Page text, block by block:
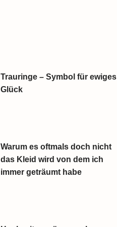
Trauringe – Symbol für ewiges
Glück
Warum es oftmals doch nicht
das Kleid wird von dem ich
immer geträumt habe